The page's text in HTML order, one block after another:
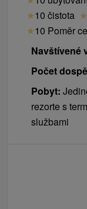
pokojích
Zvířata:V
zvířetem.
★10 čistota ★
★10 Poměr
Navštívené
Počet
Pobyt:
rezorte s
službami